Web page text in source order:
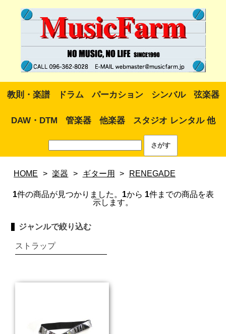
教則・楽譜 ドラム パーカション シンバル 弦楽器
DAW・DTM 管楽器 他楽器 スタジオ レンタル 他
HOME > 楽器 > ギター用 > RENEGADE
1件の商品が見つかりました。 1から 1件までの商品を表
示します。
ジャンルで絞り込む
ストラップ